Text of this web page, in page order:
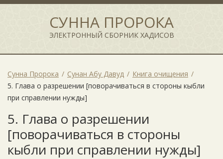
СУННА ПРОРОКА
ЭЛЕКТРОННЫЙ СБОРНИК ХАДИСОВ
Сунна Пророка Сунан Абу Давуд
Книга очищения
5. Глава о разрешении [поворачиваться в стороны кыбли
при справлении нужды]
5. Глава о разрешении
[поворачиваться в стороны
кыбли при справлении нужды]